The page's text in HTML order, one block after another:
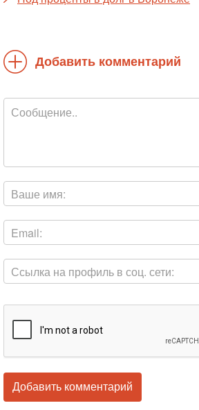
Добавить комментарий